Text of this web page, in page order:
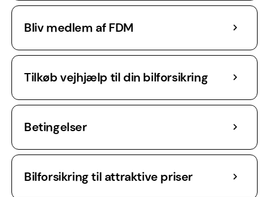
Bliv medlem af FDM
Tilkøb vejhjælp til din bilforsikring
Betingelser
Bilforsikring til attraktive priser